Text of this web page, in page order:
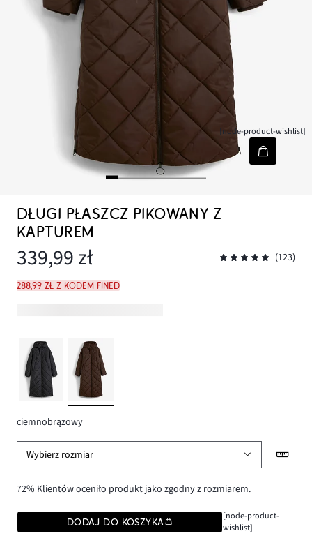
[node-product-wishlist]
DŁUGI PŁASZCZ PIKOWANY Z
KAPTUREM
339,99 zł (123)
288,99 zł z kodem FINED
ciemnobrązowy
Wybierz rozmiar
72% Klientów oceniło produkt jako zgodny z rozmiarem.
DODAJ DO KOSZYKA
[node-product-
wishlist]